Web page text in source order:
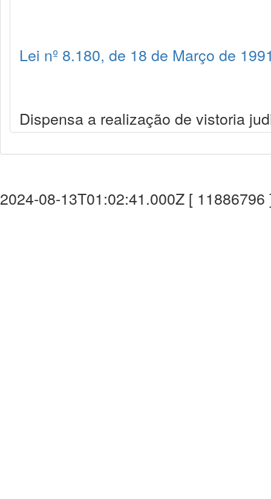
Lei nº 8.180, de 18 de Março de
Dispensa a realização de vistoria
2024-08-13T01:02:41.000Z [ 11886796